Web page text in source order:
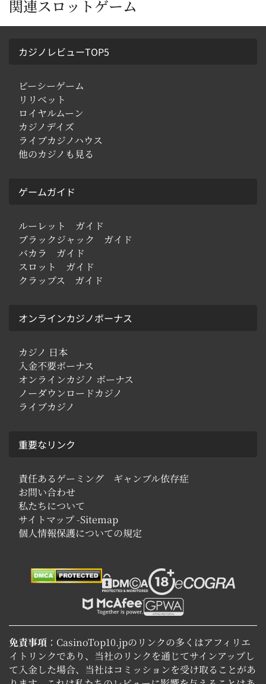
関連スロットゲーム
カジノレビューTOP5
ビーシーゲーム
リリベット
ロイヤルムーン
カジノデイズ
ライブカジノハウス
他のカジノも見る
ゲームガイド
ルーレット ガイド
ブラックジャック ガイド
バカラ ガイド
スロット ガイド
クラップス ガイド
オンラインカジノボーナス
カジノ 日本
入金不要ボーナス
オンラインカジノ ボーナス
ノーダウンロードカジノ
ライブカジノ
重要なリンク
責任あるゲーミング ギャンブル依存症
お問い合わせ
私たちについて
サイトマップ -Sitemap
個人情報保護についての規定
免責事項 ：CasinoTop10.jpのリンクの多くはアフィリエ
イトリンクであり、当社のリンクを通じてサインアップし
て入金した場合、当社はコミッションを受け取ることがあ